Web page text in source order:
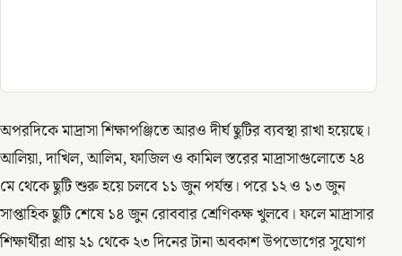
অপরদিকে মাদ্রাসা শিক্ষাপঞ্জিতে আরও দীর্ঘ ছুটির ব্যবস্থা রাখা হয়েছে।
আলিয়া, দাখিল, আলিম, ফাজিল ও কামিল স্তরের মাদ্রাসাগুলোতে ২৪
মে থেকে ছুটি শুরু হয়ে চলবে ১১ জুন পর্যন্ত। পরে ১২ ও ১৩ জুন
সাপ্তাহিক ছুটি শেষে ১৪ জুন রোববার শ্রেণিকক্ষ খুলবে। ফলে মাদ্রাসার
শিক্ষার্থীরা প্রায় ২১ থেকে ২৩ দিনের টানা অবকাশ উপভোগের সুযোগ